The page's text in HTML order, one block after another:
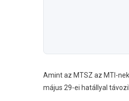
Amint az MTSZ az MTI-
május 29-ei hatállyal